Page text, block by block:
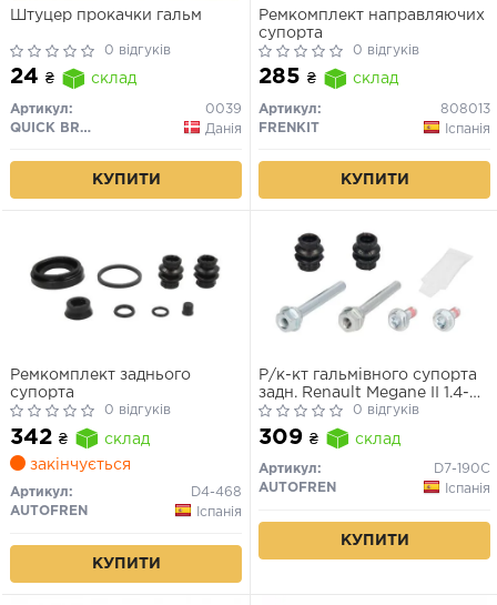
Штуцер прокачки гальм
0 відгуків
24 ₴ склад
Артикул:
0039
QUICK BRAKE
Данія
КУПИТИ
Ремкомплект направляючих
супорта
0 відгуків
285 ₴ склад
Артикул:
808013
FRENKIT
Іспанія
КУПИТИ
Ремкомплект заднього
супорта
0 відгуків
342 ₴
склад
закінчується
Артикул:
D4-468
AUTOFREN
Іспанія
КУПИТИ
Р/к-кт гальмівного супорта
задн. Renault Megane II 1.4-
2.0D 03-
0 відгуків
309 ₴ склад
Артикул:
D7-190C
AUTOFREN
Іспанія
КУПИТИ